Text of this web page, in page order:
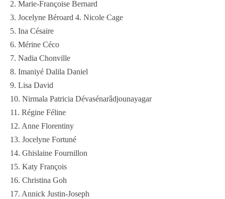
2. Marie-Françoise Bernard
3. Jocelyne Béroard 4. Nicole Cage
5. Ina Césaire
6. Mérine Céco
7. Nadia Chonville
8. Imaniyé Dalila Daniel
9. Lisa David
10. Nirmala Patricia Dévasénarâdjounayagar
11. Régine Féline
12. Anne Florentiny
13. Jocelyne Fortuné
14. Ghislaine Fournillon
15. Katy François
16. Christina Goh
17. Annick Justin-Joseph